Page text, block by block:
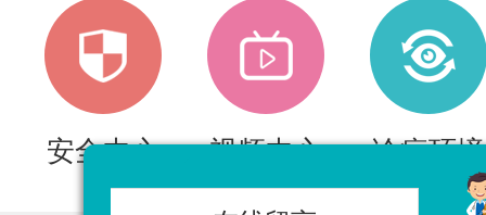
安全中心 视频中心 诊疗环境